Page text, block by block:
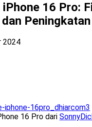
iPhone 16 Pro:
2024
16 Pro dari